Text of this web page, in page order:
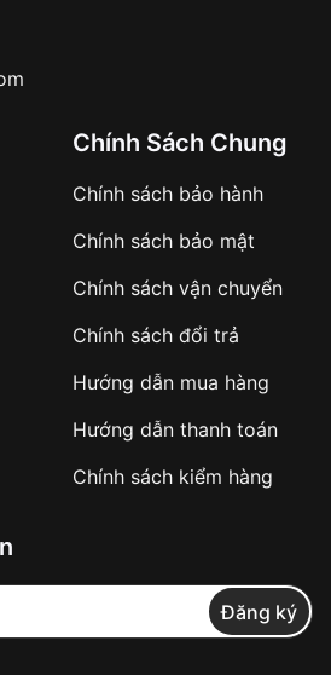
toán khi nhận hàng hoặc
lý đơn hàng nhanh chóng
trạng hủy đơn không mong
Chính Sách Chung
Chính sách bảo hành
Chính sách bảo mật
Chính sách vận chuyển
Chính sách đổi trả
Hướng dẫn mua hàng
Hướng dẫn thanh toán
Chính sách kiểm hàng
Đăng ký